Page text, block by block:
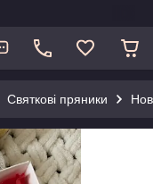
Святкові пряники